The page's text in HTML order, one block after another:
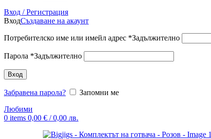
Вход / Регистрация
ВходСъздаване на акаунт
Потребителско име или имейл адрес *Задължително
Парола *Задължително
Вход
Забравена парола?
Запомни ме
Любими
0 items 0,00 € / 0,00 лв.